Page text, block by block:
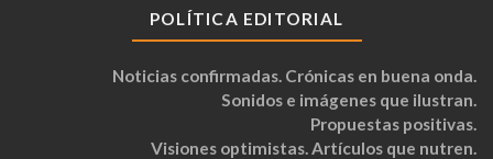
POLÍTICA EDITORIAL
Noticias confirmadas. Crónicas en buena onda.
Sonidos e imágenes que ilustran.
Propuestas positivas.
Visiones optimistas. Artículos que nutren.